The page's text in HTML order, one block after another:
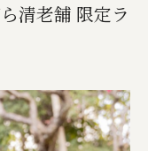
清老舗 限定ラ